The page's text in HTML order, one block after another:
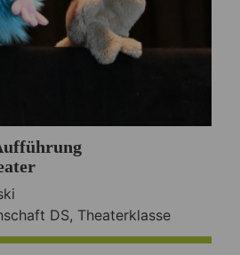
DS, Theaterklasse